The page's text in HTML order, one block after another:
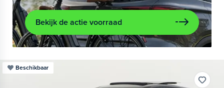
Bekijk de actie voorraad
Beschikbaar